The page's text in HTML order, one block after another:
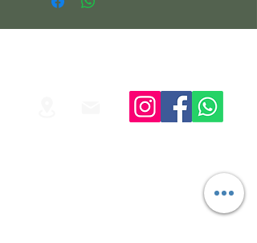
DISPONIBILIDADE OU PEDIDO.